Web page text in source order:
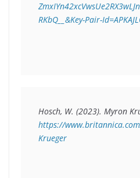
RKbQ__&Key-Pair-
Hosch, W. (2023). Myron
https://
Krueger